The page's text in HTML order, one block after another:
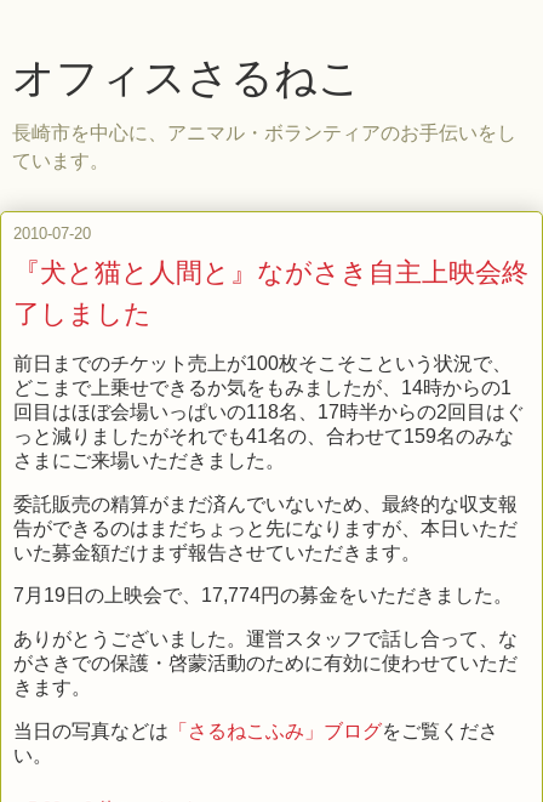
オフィスさるねこ
長崎市を中心に、アニマル・ボランティアのお手伝いをし
ています。
2010-07-20
『犬と猫と人間と』ながさき自主上映会終
了しました
前日までのチケット売上が100枚そこそこという状況で、
どこまで上乗せできるか気をもみましたが、14時からの1
回目はほぼ会場いっぱいの118名、17時半からの2回目はぐ
っと減りましたがそれでも41名の、合わせて159名のみな
さまにご来場いただきました。
委託販売の精算がまだ済んでいないため、最終的な収支報
告ができるのはまだちょっと先になりますが、本日いただ
いた募金額だけまず報告させていただきます。
7月19日の上映会で、17,774円の募金をいただきました。
ありがとうございました。運営スタッフで話し合って、な
がさきでの保護・啓蒙活動のために有効に使わせていただ
きます。
当日の写真などは 「さるねこふみ」ブログをご覧くださ
い。